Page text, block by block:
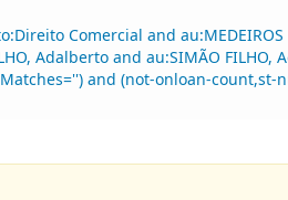
Comercial and
Adalberto and au:SIMÃO FILHO,
and (not-onloan-